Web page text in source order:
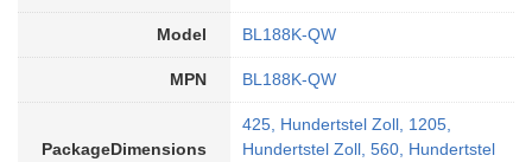
Model BL188K-QW
MPN BL188K-QW
PackageDimensions
425, Hundertstel Zoll, 1205,
Hundertstel Zoll, 560, Hundertstel